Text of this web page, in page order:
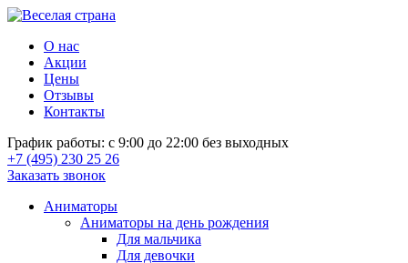
О нас
Акции
Цены
Отзывы
Контакты
График работы: с 9:00 до 22:00 без выходных
+7 (495) 230 25 26
Заказать звонок
Аниматоры
Аниматоры на день рождения
Для мальчика
Для девочки